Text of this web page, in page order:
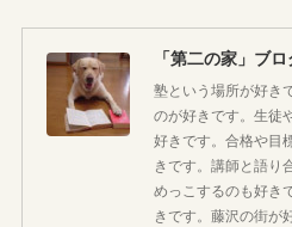
塾という場所が好き
のが好きです。生徒
好きです。合格や目
きです。講師と語り
めっこするのも好き
きです。藤沢の街が